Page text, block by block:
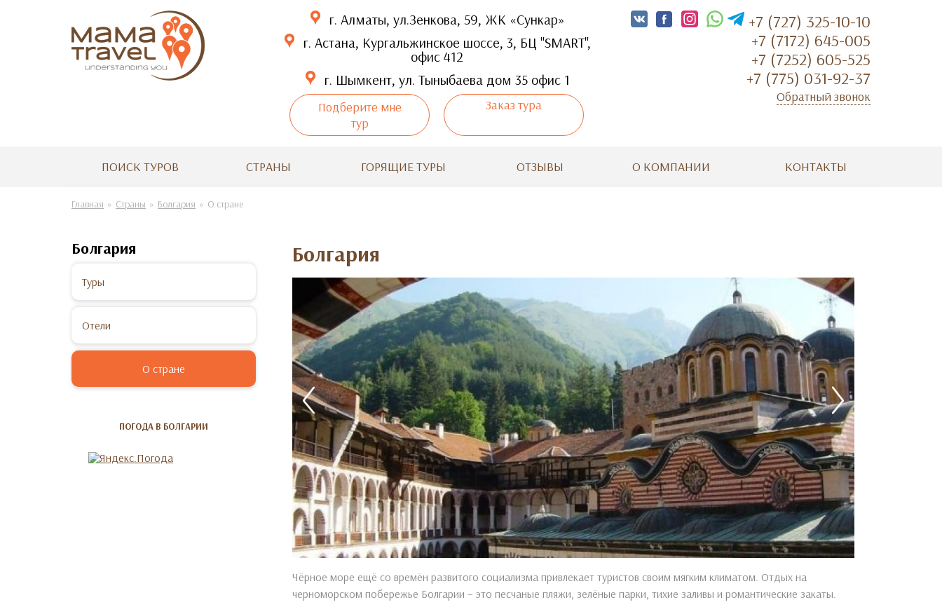
г. Алматы, ул.Зенкова, 59, ЖК «Сункар»
г. Астана, Кургальжинское шоссе, 3, БЦ "SMART",
офис 412
г. Шымкент, ул. Тыныбаева дом 35 офис 1
Подберите мне
тур
Заказ тура
+7 (727) 325-10-10
+7 (7172) 645-005
+7 (7252) 605-525
+7 (775) 031-92-37
Обратный звонок
ПОИСК ТУРОВ СТРАНЫ ГОРЯЩИЕ ТУРЫ ОТЗЫВЫ О КОМПАНИИ КОНТАКТЫ
Главная Страны Болгария О стране
Болгария
Чёрное море ещё со времён развитого социализма привлекает туристов своим мягким климатом. Отдых на
черноморском побережье Болгарии – это песчаные пляжи, зелёные парки, тихие заливы и романтические закаты.
Болгария
Туры
Отели
О стране
ПОГОДА В БОЛГАРИИ